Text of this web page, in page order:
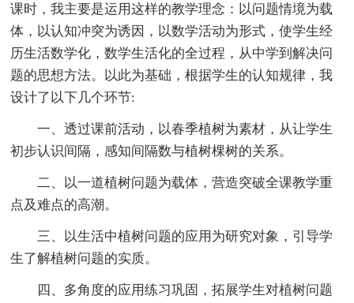
课时，我主要是运用这样的教学理念：以问题情境为载
体，以认知冲突为诱因，以数学活动为形式，使学生经
历生活数学化，数学生活化的全过程，从中学到解决问
题的思想方法。以此为基础，根据学生的认知规律，我
设计了以下几个环节:
一、透过课前活动，以春季植树为素材，从让学生
初步认识间隔，感知间隔数与植树棵树的关系。
二、以一道植树问题为载体，营造突破全课教学重
点及难点的高潮。
三、以生活中植树问题的应用为研究对象，引导学
生了解植树问题的实质。
四、多角度的应用练习巩固，拓展学生对植树问题